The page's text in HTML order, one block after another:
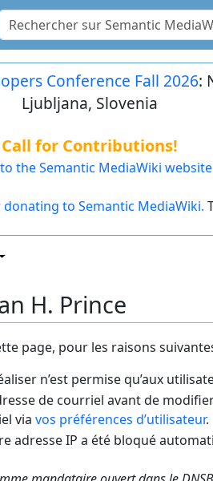
Conference Fall 2026:
Ljubljana, Slovenia
Call for Contributions!
the Semantic MediaWiki website
donating to Semantic MediaWiki.
H. Prince
page, pour les raisons
n’est permise qu’aux
de courriel avant de
via vos préférences d’utilisateur.
adresse IP a été bloqué